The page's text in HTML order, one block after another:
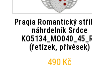
Praqia Romantický
náhrdelník Srdce
(řetízek, přívěsek)
490 Kč